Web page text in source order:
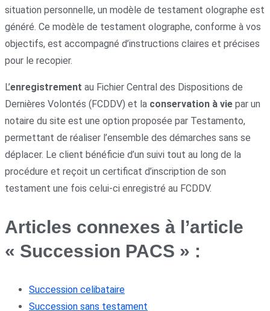
situation personnelle, un modèle de testament olographe est
généré. Ce modèle de testament olographe, conforme à vos
objectifs, est accompagné d’instructions claires et précises
pour le recopier.
L’enregistrement au Fichier Central des Dispositions de
Dernières Volontés (FCDDV) et la conservation à vie par un
notaire du site est une option proposée par Testamento,
permettant de réaliser l’ensemble des démarches sans se
déplacer. Le client bénéficie d’un suivi tout au long de la
procédure et reçoit un certificat d’inscription de son
testament une fois celui-ci enregistré au FCDDV.
Articles connexes à l’article
« Succession PACS » :
Succession celibataire
Succession sans testament